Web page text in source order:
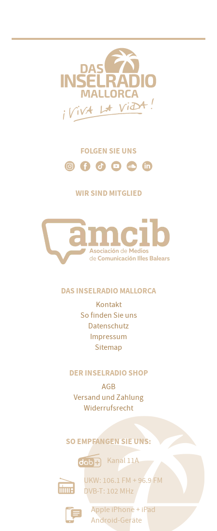
FOLGEN SIE UNS
WIR SIND MITGLIED
DAS INSELRADIO MALLORCA
Kontakt
So finden Sie uns
Datenschutz
Impressum
Sitemap
DER INSELRADIO SHOP
AGB
Versand und Zahlung
Widerrufsrecht
SO EMPFANGEN SIE UNS:
Kanal 11A
UKW: 106.1 FM + 96.9 FM
DVB-T: 102 MHz
Apple iPhone + iPad
Android-Geräte